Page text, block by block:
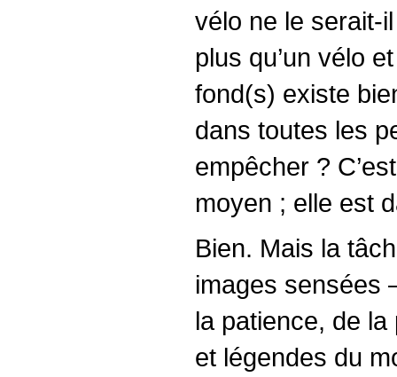
vélo ne le serait-
plus qu’un vélo
fond(s) existe
dans toutes les
empêcher ?
moyen ; elle est
Bien. Mais la
images sensées
la patience, de
et légendes du